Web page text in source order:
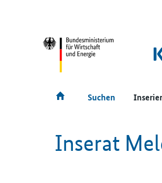
Suchen
Inserat